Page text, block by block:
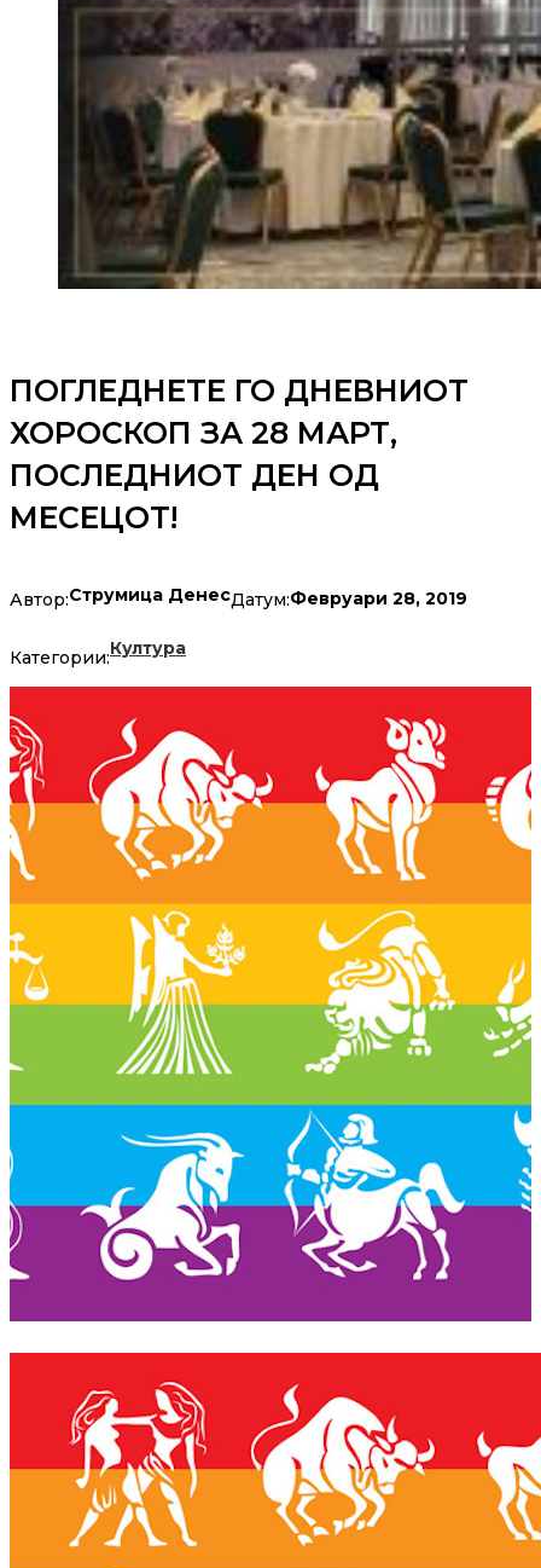
ПОГЛЕДНЕТЕ ГО ДНЕВНИОТ
ХОРОСКОП ЗА 28 МАРТ,
ПОСЛЕДНИОТ ДЕН ОД
МЕСЕЦОТ!
Автор:Струмица ДенесДатум:Февруари 28, 2019
Категории:Култура